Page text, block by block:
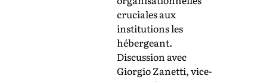
cruciales aux
institutions les
hébergeant.
Discussion avec
Giorgio Zanetti, vice-